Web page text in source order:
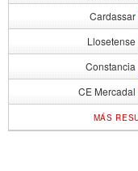
Cardassar
Llosetense
Constancia
CE Mercadal
MÁS